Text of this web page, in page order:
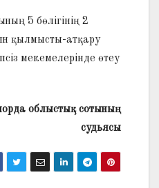
5 бөлігінің 2
қылмысты-атқару
мекемелерінде өтеу
облыстық сотының
судьясы